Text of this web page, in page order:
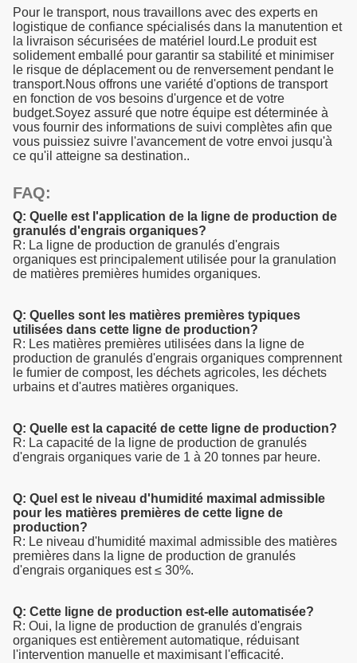
Pour le transport, nous travaillons avec des experts en
logistique de confiance spécialisés dans la manutention et
la livraison sécurisées de matériel lourd.Le produit est
solidement emballé pour garantir sa stabilité et minimiser
le risque de déplacement ou de renversement pendant le
transport.Nous offrons une variété d'options de transport
en fonction de vos besoins d'urgence et de votre
budget.Soyez assuré que notre équipe est déterminée à
vous fournir des informations de suivi complètes afin que
vous puissiez suivre l'avancement de votre envoi jusqu'à
ce qu'il atteigne sa destination..
FAQ:
Q: Quelle est l'application de la ligne de production de
granulés d'engrais organiques?
R: La ligne de production de granulés d'engrais
organiques est principalement utilisée pour la granulation
de matières premières humides organiques.
Q: Quelles sont les matières premières typiques
utilisées dans cette ligne de production?
R: Les matières premières utilisées dans la ligne de
production de granulés d'engrais organiques comprennent
le fumier de compost, les déchets agricoles, les déchets
urbains et d'autres matières organiques.
Q: Quelle est la capacité de cette ligne de production?
R: La capacité de la ligne de production de granulés
d'engrais organiques varie de 1 à 20 tonnes par heure.
Q: Quel est le niveau d'humidité maximal admissible
pour les matières premières de cette ligne de
production?
R: Le niveau d'humidité maximal admissible des matières
premières dans la ligne de production de granulés
d'engrais organiques est ≤ 30%.
Q: Cette ligne de production est-elle automatisée?
R: Oui, la ligne de production de granulés d'engrais
organiques est entièrement automatique, réduisant
l'intervention manuelle et maximisant l'efficacité.